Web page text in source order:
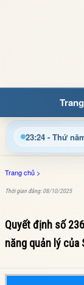
23:24 - Thứ
đọc đến với
Trang chủ >
Thời gian đăng: 08/10/2025
Quyết định số
năng quản lý của